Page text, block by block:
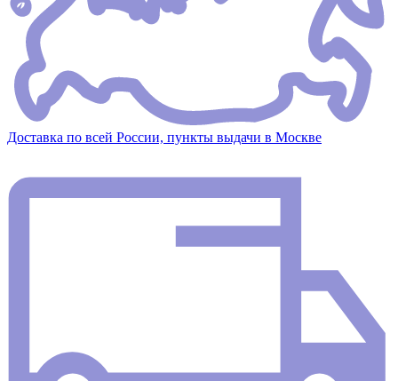
Доставка по всей России, пункты выдачи в Москве